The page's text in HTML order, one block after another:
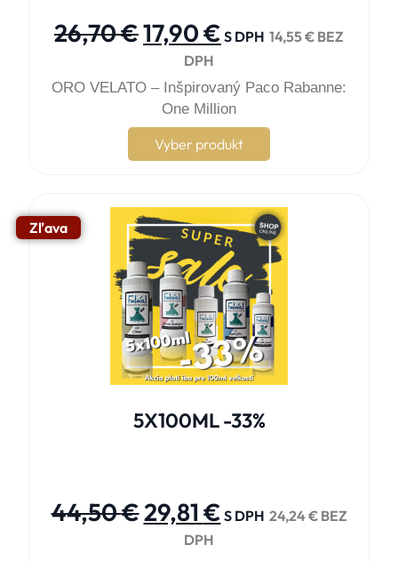
26,70€17,90€ S DPH 14,55€ BEZ
DPH
ORO VELATO – Inšpirovaný Paco Rabanne:
One Million
Vyber produkt
Zľava
5X100ML -33%
44,50€29,81 € S DPH 24,24€BEZ
DPH